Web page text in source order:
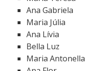
Ana Gabriela
Maria Júlia
Ana Lívia
Bella Luz
Maria Antonella